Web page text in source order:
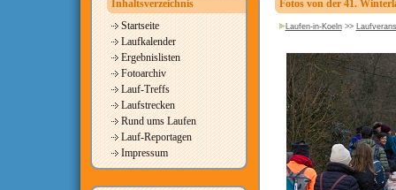
Inhaltsverzeichnis
Startseite
Laufkalender
Ergebnislisten
Fotoarchiv
Lauf-Treffs
Laufstrecken
Rund ums Laufen
Lauf-Reportagen
Impressum
Fotos von der 41.
Laufen-in-Koeln>>